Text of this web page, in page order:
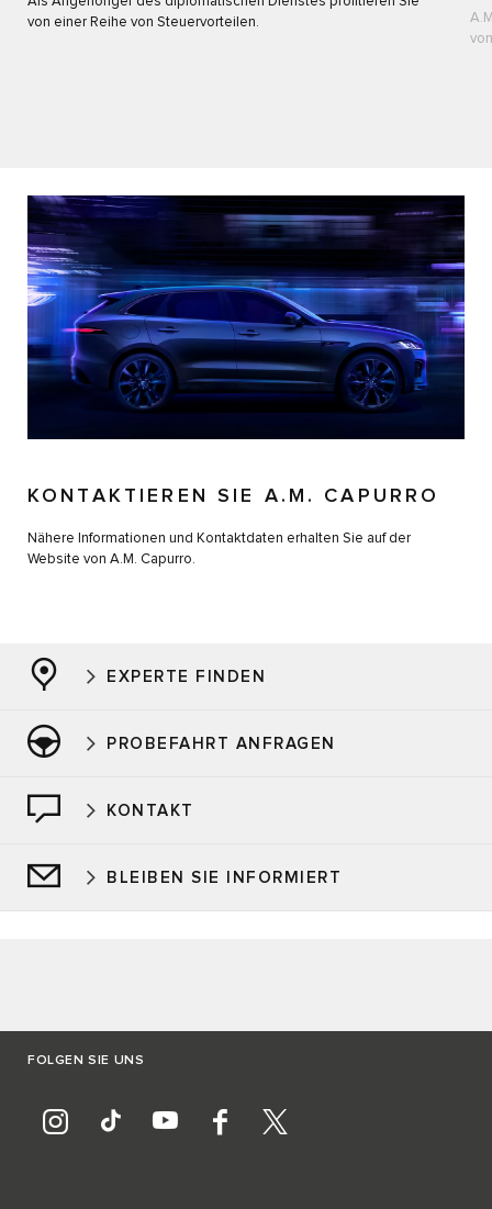
von einer Reihe von Steuervorteilen.
KONTAKTIEREN SIE A.M. CAPURRO
Nähere Informationen und Kontaktdaten erhalten Sie auf der
Website von A.M. Capurro.
EXPERTE FINDEN
PROBEFAHRT ANFRAGEN
KONTAKT
BLEIBEN SIE INFORMIERT
FOLGEN SIE UNS